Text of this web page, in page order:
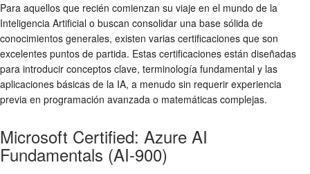
Para aquellos que recién comienzan su viaje en el mundo de la
Inteligencia Artificial o buscan consolidar una base sólida de
conocimientos generales, existen varias certificaciones que son
excelentes puntos de partida. Estas certificaciones están diseñadas
para introducir conceptos clave, terminología fundamental y las
aplicaciones básicas de la IA, a menudo sin requerir experiencia
previa en programación avanzada o matemáticas complejas.
Microsoft Certified: Azure AI
Fundamentals (AI-900)